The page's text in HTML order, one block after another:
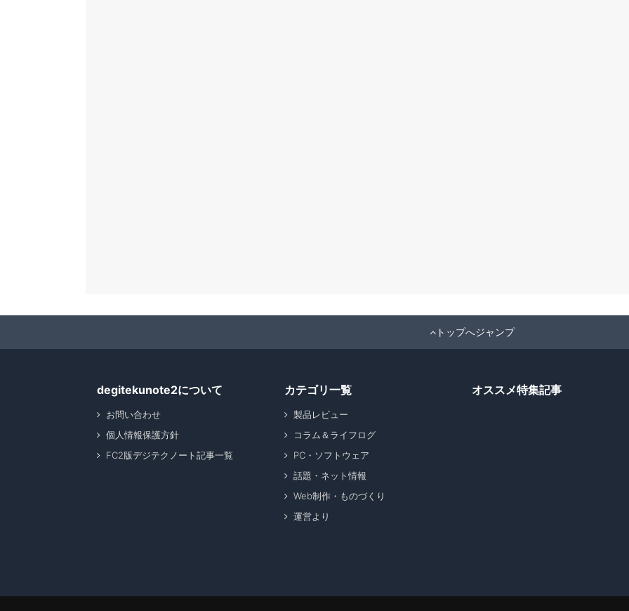
トップへジャンプ
degitekunote2について
お問い合わせ
個人情報保護方針
FC2版デジテクノート記事一覧
カテゴリ一覧
製品レビュー
コラム＆ライフログ
PC・ソフトウェア
話題・ネット情報
Web制作・ものづくり
運営より
オススメ特集記事